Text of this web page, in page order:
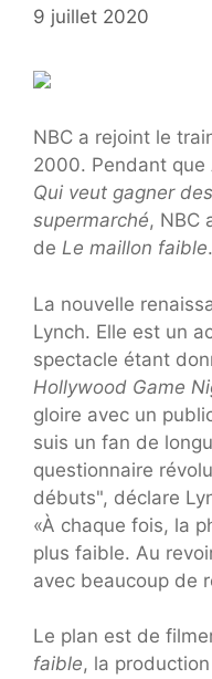
9 juillet 2020
NBC a rejoint le
2000. Pendant que
Qui veut gagner
supermarché, NBC
de Le maillon faible.
La nouvelle
Lynch. Elle est un
spectacle étant
Hollywood Game
gloire avec un
suis un fan de
questionnaire
débuts", déclare
«À chaque fois, la
plus faible. Au
avec beaucoup de
Le plan est de
faible, la